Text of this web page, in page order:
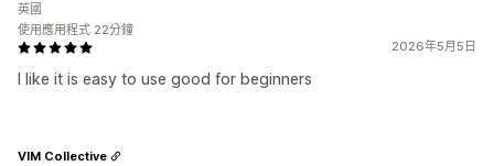
2026年5月5日
I like it is easy to use good for beginners
英國
使用應用程式 22分鐘
VIM Collective